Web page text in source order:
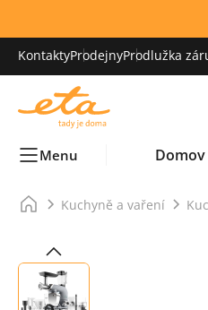
KontaktyProdejnyProdlužka
Menu
Kuchyně a vaření